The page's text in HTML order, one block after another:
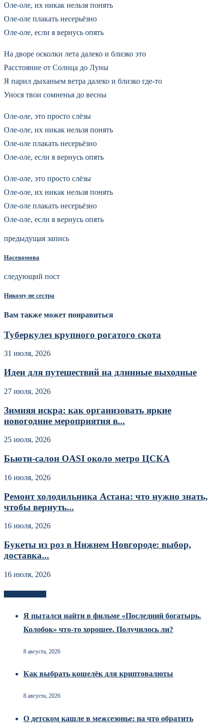
Оле-оле, их никак нельзя понять
Оле-оле плакать несерьёзно
Оле-оле, если я вернусь опять
На дворе осколки лета далеко и близко это
Расстояние от Солнца до Луны
Я парил дыханьем ветра далеко и близко где-то
Унося твои сомненья до весны
Оле-оле, это просто слёзы
Оле-оле, их никак нельзя понять
Оле-оле плакать несерьёзно
Оле-оле, если я вернусь опять
Оле-оле, это просто слёзы
Оле-оле, их никак нельзя понять
Оле-оле плакать несерьёзно
Оле-оле, если я вернусь опять
предыдущая запись
Насекомова
следующий пост
Никому не сестра
Вам также может понравиться
Туберкулез крупного рогатого скота
31 июля, 2026
Идеи для путешествий на длинные выходные
27 июля, 2026
Зимняя искра: как организовать яркие
новогодние мероприятия в...
25 июля, 2026
Бьюти-салон OASI около метро ЦСКА
16 июля, 2026
Ремонт холодильника Астана: что нужно знать,
чтобы вернуть...
16 июля, 2026
Букеты из роз в Нижнем Новгороде: выбор,
доставка...
16 июля, 2026
Я пытался найти в фильме «Последний богатырь.
Колобок» что-то хорошее. Получилось ли?
8 августа, 2026
Как выбрать кошелёк для криптовалюты
8 августа, 2026
О детском кашле в межсезонье: на что обратить